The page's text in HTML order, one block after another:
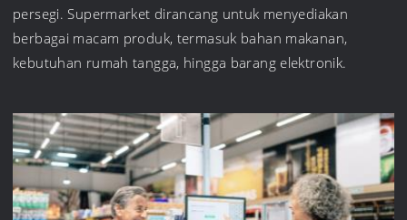
persegi. Supermarket dirancang untuk menyediakan
berbagai macam produk, termasuk bahan makanan,
kebutuhan rumah tangga, hingga barang elektronik.